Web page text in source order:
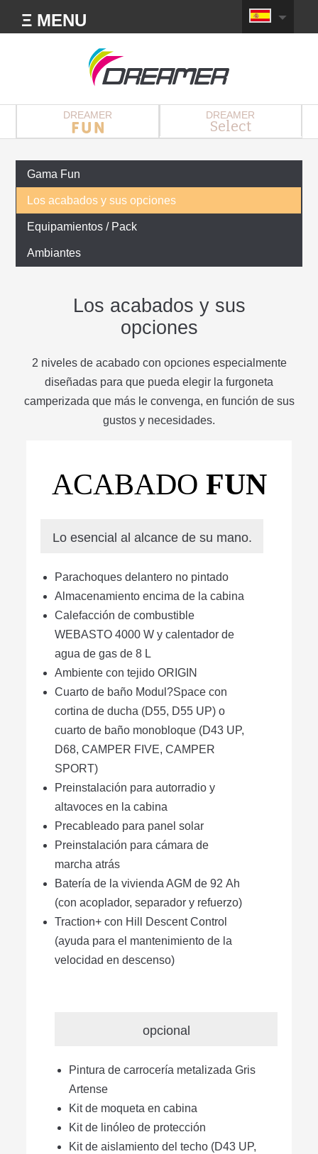
Ξ MENU
DREAMER DREAMER
Select
Gama Fun
Los acabados y sus opciones
Equipamientos / Pack
Ambiantes
Los acabados y sus
opciones
2 niveles de acabado con opciones especialmente
diseñadas para que pueda elegir la furgoneta
camperizada que más le convenga, en función de sus
gustos y necesidades.
ACABADO FUN
Lo esencial al alcance de su mano.
Parachoques delantero no pintado
Almacenamiento encima de la cabina
Calefacción de combustible
WEBASTO 4000 W y calentador de
agua de gas de 8 L
Ambiente con tejido ORIGIN
Cuarto de baño Modul?Space con
cortina de ducha (D55, D55 UP) o
cuarto de baño monobloque (D43 UP,
D68, CAMPER FIVE, CAMPER
SPORT)
Preinstalación para autorradio y
altavoces en la cabina
Precableado para panel solar
Preinstalación para cámara de
marcha atrás
Batería de la vivienda AGM de 92 Ah
(con acoplador, separador y refuerzo)
Traction+ con Hill Descent Control
(ayuda para el mantenimiento de la
velocidad en descenso)
opcional
Pintura de carrocería metalizada Gris
Artense
Kit de moqueta en cabina
Kit de linóleo de protección
Kit de aislamiento del techo (D43 UP,